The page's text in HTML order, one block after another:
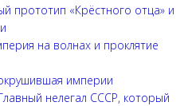
прототип «Крёстного отца» и
на волнах и проклятие
империи
нелегал СССР, который